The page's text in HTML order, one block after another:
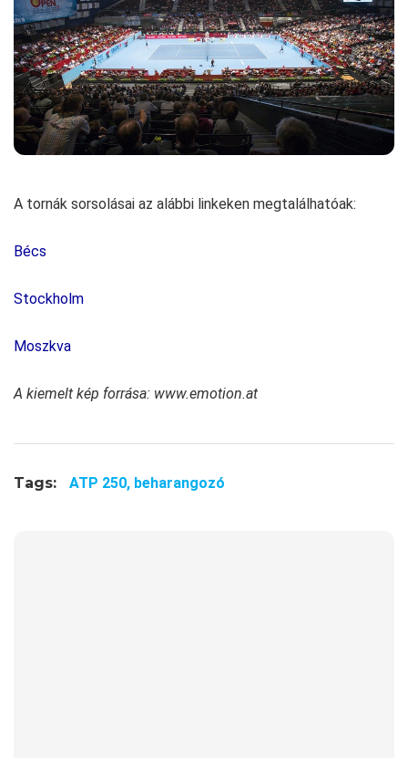
A tornák sorsolásai az alábbi linkeken megtalálhatóak:
Bécs
Stockholm
Moszkva
A kiemelt kép forrása: www.emotion.at
Tags: ATP 250, beharangozó